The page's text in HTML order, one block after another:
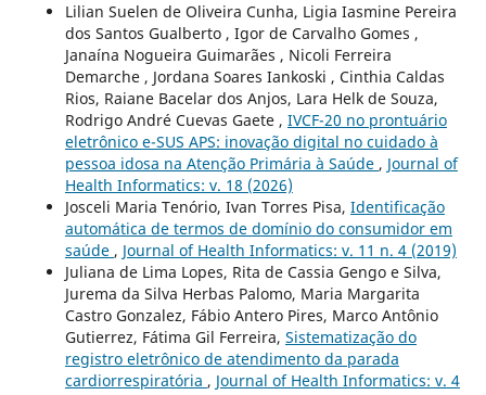
Lilian Suelen de Oliveira Cunha, Ligia Iasmine Pereira
dos Santos Gualberto , Igor de Carvalho Gomes ,
Janaína Nogueira Guimarães , Nicoli Ferreira
Demarche , Jordana Soares Iankoski , Cinthia Caldas
Rios, Raiane Bacelar dos Anjos, Lara Helk de Souza,
Rodrigo André Cuevas Gaete , IVCF-20 no prontuário
eletrônico e-SUS APS: inovação digital no cuidado à
pessoa idosa na Atenção Primária à Saúde , Journal of
Health Informatics: v. 18 (2026)
Josceli Maria Tenório, Ivan Torres Pisa, Identificação
automática de termos de domínio do consumidor em
saúde , Journal of Health Informatics: v. 11 n. 4 (2019)
Juliana de Lima Lopes, Rita de Cassia Gengo e Silva,
Jurema da Silva Herbas Palomo, Maria Margarita
Castro Gonzalez, Fábio Antero Pires, Marco Antônio
Gutierrez, Fátima Gil Ferreira, Sistematização do
registro eletrônico de atendimento da parada
cardiorrespiratória , Journal of Health Informatics: v. 4